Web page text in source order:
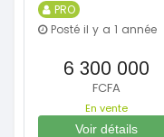
PRO
Posté il y a 1 année
6 300 000
FCFA
En vente
Voir détails